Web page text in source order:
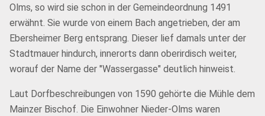
Olms, so wird sie schon in der Gemeindeordnung 1491
erwähnt. Sie wurde von einem Bach angetrieben, der am
Ebersheimer Berg entsprang. Dieser lief damals unter der
Stadtmauer hindurch, innerorts dann oberirdisch weiter,
worauf der Name der "Wassergasse" deutlich hinweist.
Laut Dorfbeschreibungen von 1590 gehörte die Mühle dem
Mainzer Bischof. Die Einwohner Nieder-Olms waren